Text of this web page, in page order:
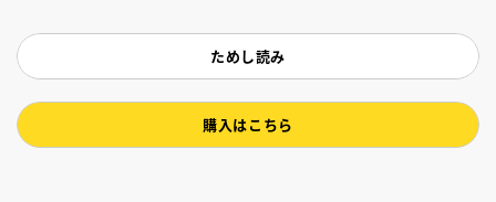
ためし読み
購入はこちら